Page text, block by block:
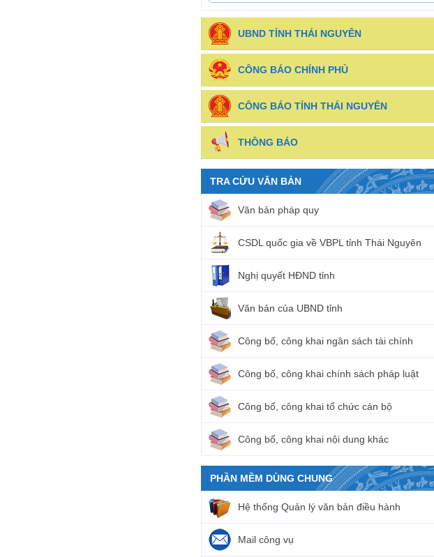
UBND TỈNH THÁI NGUYÊN
CÔNG BÁO CHÍNH PHỦ
CÔNG BÁO TỈNH THÁI NGUYÊN
THÔNG BÁO
TRA CỨU VĂN BẢN
Văn bản pháp quy
CSDL quốc gia về VBPL tỉnh Thái Nguyên
Nghị quyết HĐND tỉnh
Văn bản của UBND tỉnh
Công bố, công khai ngân sách tài chính
Công bố, công khai chính sách pháp luật
Công bố, công khai tổ chức cán bộ
Công bố, công khai nội dung khác
PHẦN MỀM DÙNG CHUNG
Hệ thống Quản lý văn bản điều hành
Mail công vụ